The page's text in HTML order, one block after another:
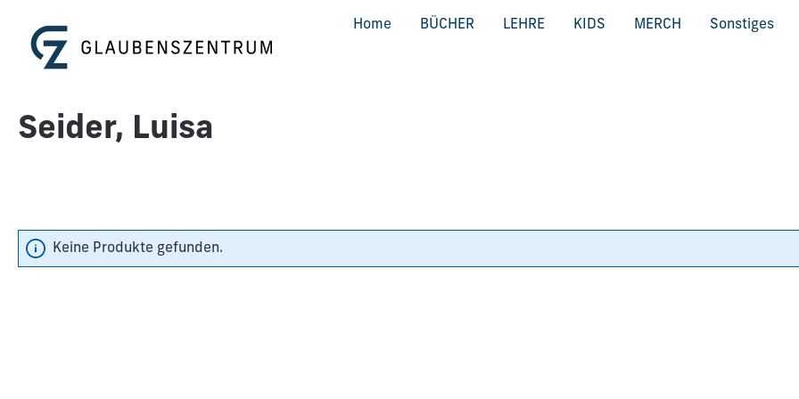
Home BÜCHER LEHRE KIDS MERCH Sonstiges
Seider, Luisa
Keine Produkte gefunden.